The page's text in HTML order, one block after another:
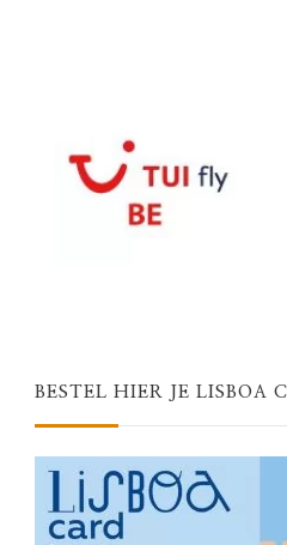
BESTEL HIER JE LISBOA